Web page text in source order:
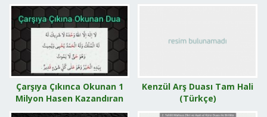
Çarşıya Çıkınca Okunan 1
Milyon Hasen Kazandıran
Zikir
Kenzül Arş Duası Tam Hali
(Türkçe)